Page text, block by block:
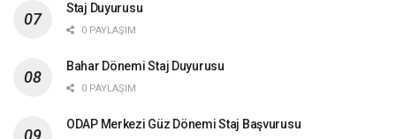
Staj Duyurusu
0 PAYLAŞIM
Bahar Dönemi Staj Duyurusu
0 PAYLAŞIM
ODAP Merkezi Güz Dönemi Staj Başvurusu